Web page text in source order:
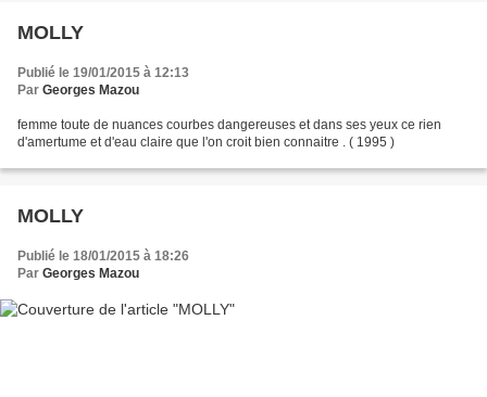
MOLLY
Publié le 19/01/2015 à 12:13
Par Georges Mazou
femme toute de nuances courbes dangereuses et dans ses yeux ce rien
d'amertume et d'eau claire que l'on croit bien connaitre . ( 1995 )
MOLLY
Publié le 18/01/2015 à 18:26
Par Georges Mazou